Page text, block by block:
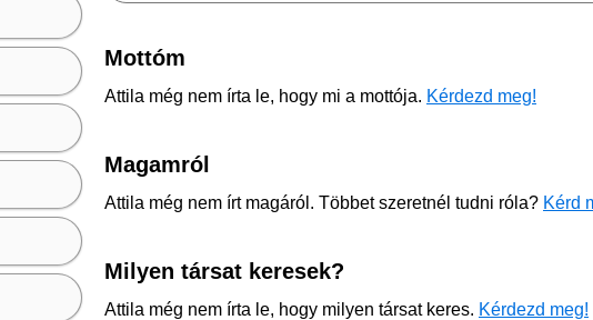
Mottóm
Attila még nem írta le, hogy mi a mottója. Kérdezd meg!
Magamról
Attila még nem írt magáról. Többet szeretnél tudni róla? Kérd
Milyen társat keresek?
Attila még nem írta le, hogy milyen társat keres. Kérdezd meg!